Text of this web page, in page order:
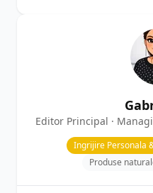
Editor Principal ·
Ingrijire Personala
Produse